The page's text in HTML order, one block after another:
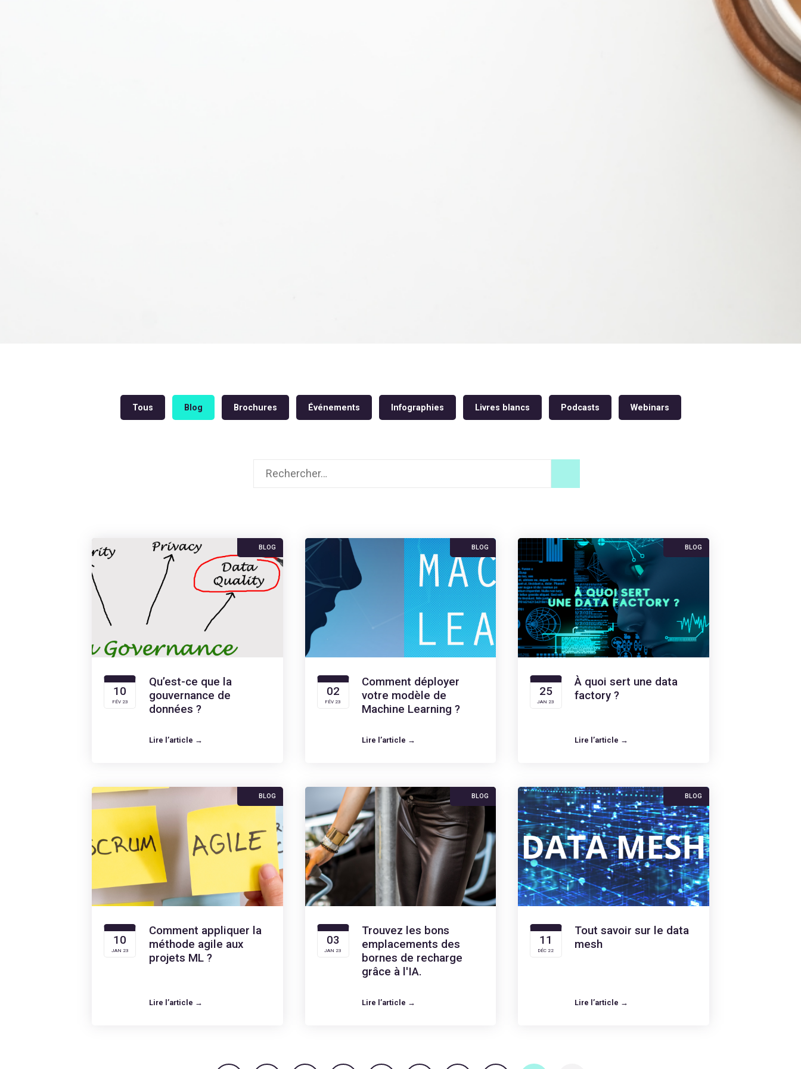
Tous Blog Brochures Événements Infographies Livres blancs Podcasts Webinars
Rechercher :
BLOG
10
FÉV 23
Qu’est-ce que la
gouvernance de
données ?
Lire l’article →
BLOG
02
FÉV 23
Comment déployer
votre modèle de
Machine Learning ?
Lire l’article →
BLOG
25
JAN 23
À quoi sert une data
factory ?
Lire l’article →
BLOG
10
JAN 23
Comment appliquer la
méthode agile aux
projets ML ?
Lire l’article →
BLOG
03
JAN 23
Trouvez les bons
emplacements des
bornes de recharge
grâce à l'IA.
Lire l’article →
BLOG
11
DÉC 22
Tout savoir sur le data
mesh
Lire l’article →